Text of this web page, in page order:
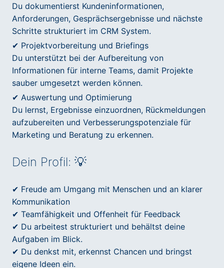
Du dokumentierst Kundeninformationen,
Anforderungen, Gesprächsergebnisse und nächste
Schritte strukturiert im CRM System.
✔ Projektvorbereitung und Briefings
Du unterstützt bei der Aufbereitung von
Informationen für interne Teams, damit Projekte
sauber umgesetzt werden können.
✔ Auswertung und Optimierung
Du lernst, Ergebnisse einzuordnen, Rückmeldungen
aufzubereiten und Verbesserungspotenziale für
Marketing und Beratung zu erkennen.
Dein Profil: 💡
✔ Freude am Umgang mit Menschen und an klarer
Kommunikation
✔ Teamfähigkeit und Offenheit für Feedback
✔ Du arbeitest strukturiert und behältst deine
Aufgaben im Blick.
✔ Du denkst mit, erkennst Chancen und bringst
eigene Ideen ein.